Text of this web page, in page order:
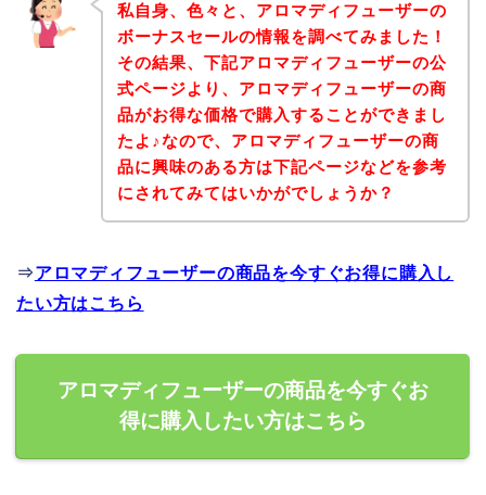
私自身、色々と、アロマディフューザーの
ボーナスセールの情報を調べてみました！
その結果、下記アロマディフューザーの公
式ページより、アロマディフューザーの商
品がお得な価格で購入することができまし
たよ♪なので、アロマディフューザーの商
品に興味のある方は下記ページなどを参考
にされてみてはいかがでしょうか？
⇒アロマディフューザーの商品を今すぐお得に購入し
たい方はこちら
アロマディフューザーの商品を今すぐお
得に購入したい方はこちら